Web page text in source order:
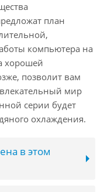
план
компьютера на
хорошей
позволит вам
мир
серии будет
охлаждения.
в этом